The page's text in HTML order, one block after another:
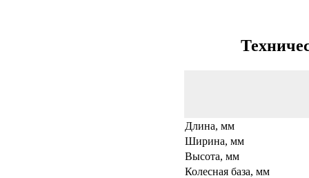
Длина, мм
Ширина, мм
Высота, мм
Колесная база, мм